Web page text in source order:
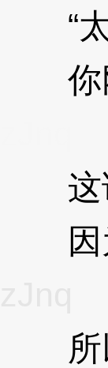
“太
你刚
这话
因为
所以